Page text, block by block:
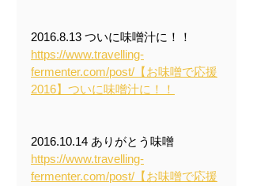
2016.8.13 ついに味噌汁に！！
https://www.travelling-
fermenter.com/post/【お味噌で応援
2016】ついに味噌汁に！！
2016.10.14 ありがとう味噌
https://www.travelling-
fermenter.com/post/【お味噌で応援